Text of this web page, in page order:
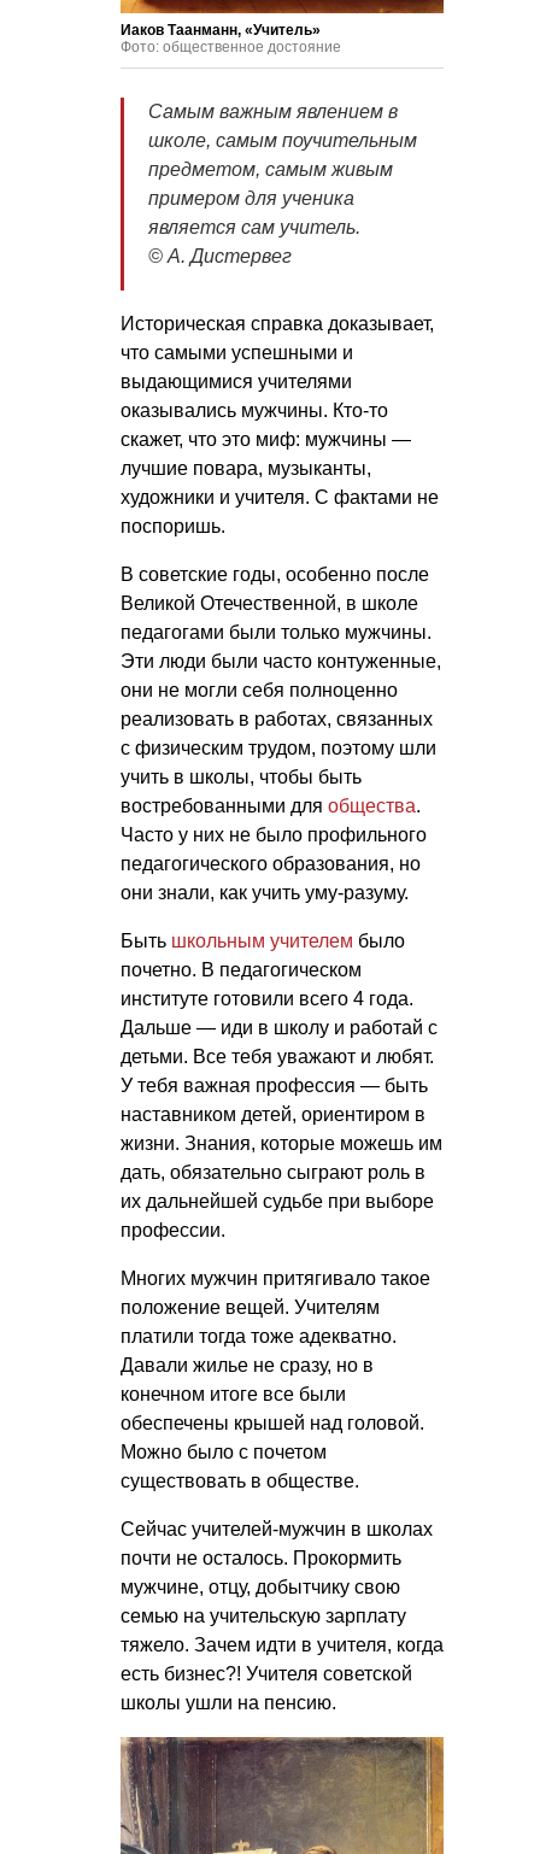
Иаков Таанманн, «Учитель»
Фото: общественное достояние
Самым важным явлением в
школе, самым поучительным
предметом, самым живым
примером для ученика
является сам учитель.
© А. Дистервег
Историческая справка доказывает,
что самыми успешными и
выдающимися учителями
оказывались мужчины. Кто-то
скажет, что это миф: мужчины —
лучшие повара, музыканты,
художники и учителя. С фактами не
поспоришь.
В советские годы, особенно после
Великой Отечественной, в школе
педагогами были только мужчины.
Эти люди были часто контуженные,
они не могли себя полноценно
реализовать в работах, связанных
с физическим трудом, поэтому шли
учить в школы, чтобы быть
востребованными для общества.
Часто у них не было профильного
педагогического образования, но
они знали, как учить уму-разуму.
Быть школьным учителем было
почетно. В педагогическом
институте готовили всего 4 года.
Дальше — иди в школу и работай с
детьми. Все тебя уважают и любят.
У тебя важная профессия — быть
наставником детей, ориентиром в
жизни. Знания, которые можешь им
дать, обязательно сыграют роль в
их дальнейшей судьбе при выборе
профессии.
Многих мужчин притягивало такое
положение вещей. Учителям
платили тогда тоже адекватно.
Давали жилье не сразу, но в
конечном итоге все были
обеспечены крышей над головой.
Можно было с почетом
существовать в обществе.
Сейчас учителей-мужчин в школах
почти не осталось. Прокормить
мужчине, отцу, добытчику свою
семью на учительскую зарплату
тяжело. Зачем идти в учителя, когда
есть бизнес?! Учителя советской
школы ушли на пенсию.